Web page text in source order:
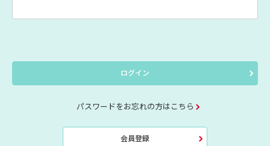
ログイン
パスワードをお忘れの方はこちら
会員登録